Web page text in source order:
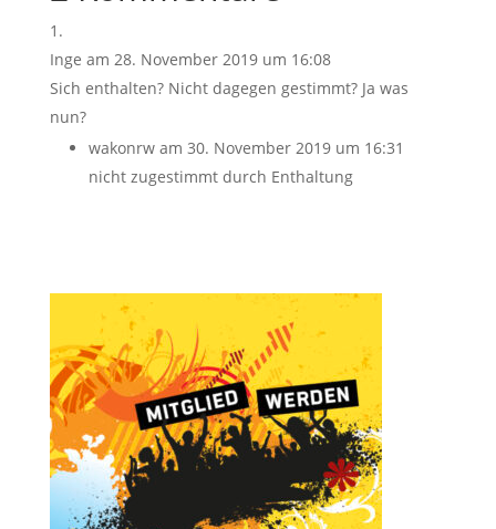
Inge am 28. November 2019 um 16:08
Sich enthalten? Nicht dagegen gestimmt? Ja was
nun?
wakonrw am 30. November 2019 um 16:31
nicht zugestimmt durch Enthaltung